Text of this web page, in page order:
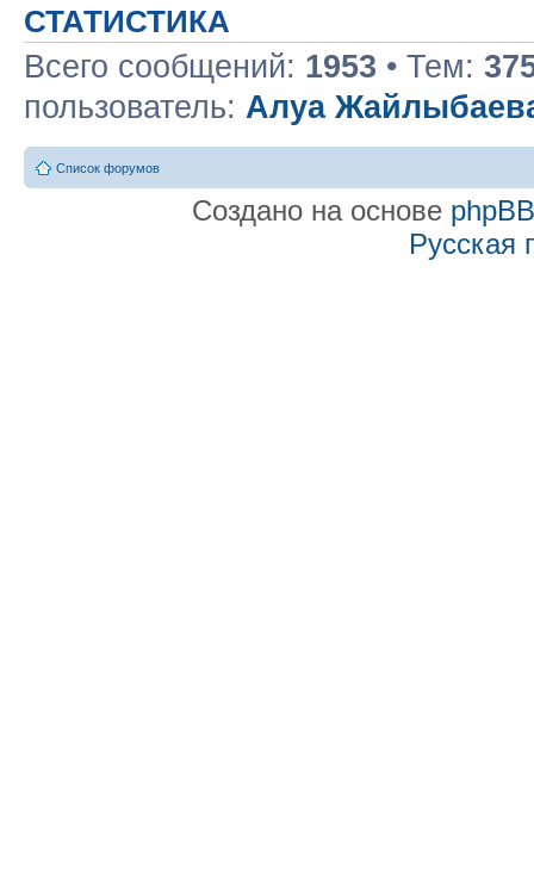
СТАТИСТИКА
Всего сообщений: 1953 • Тем:
пользователь: Алуа
Список форумов
Создано на основе phpBB
Русская